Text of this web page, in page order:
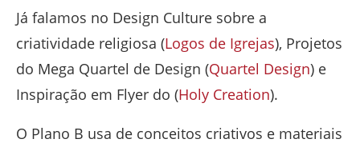
Já falamos no Design Culture sobre a
criatividade religiosa (Logos de Igrejas), Projetos
do Mega Quartel de Design (Quartel Design) e
Inspiração em Flyer do (Holy Creation).
O Plano B usa de conceitos criativos e materiais